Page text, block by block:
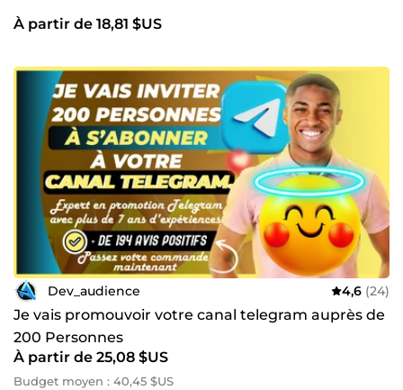
À partir de 18,81 $US
Dev_audience 4,6 (24)
Je vais promouvoir votre canal telegram auprès de
200 Personnes
À partir de 25,08 $US
Budget moyen : 40,45 $US